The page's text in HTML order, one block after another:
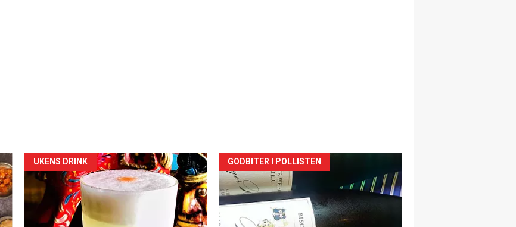
Forsiden
akkurat
nå
UKENS DRINK
Forsiden
akkurat
nå
GODBITER I POLLISTEN